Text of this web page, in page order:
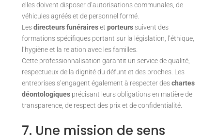
elles doivent disposer d’autorisations communales, de
véhicules agréés et de personnel formé.
Lesdirecteurs funéraireset porteurssuivent des
formations spécifiques portant sur la législation, l’éthique,
l’hygiène et la relation avec les familles.
Cette professionnalisation garantit un service de qualité,
respectueux de la dignité du défunt et des proches. Les
entreprises s’engagent également à respecter deschartes
déontologiquesprécisant leurs obligations en matière de
transparence, de respect des prix et de confidentialité.
7. Une mission de sens